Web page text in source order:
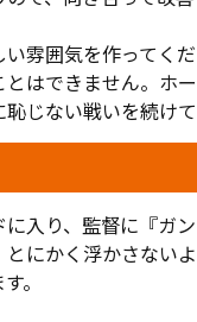
勝利に貢献した小
試合を勝ちに持っ
力)
雰囲気を作ってく
はできません。ホ
じない戦いを続け
入り、監督に『ガ
にかく浮かさない
。